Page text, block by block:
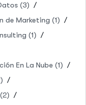
(3)
de Marketing (1)
(1)
En La Nube (1)
(2)